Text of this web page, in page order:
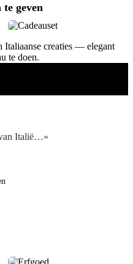
geven
Italiaanse creaties — elegant
te doen.
Italië…»